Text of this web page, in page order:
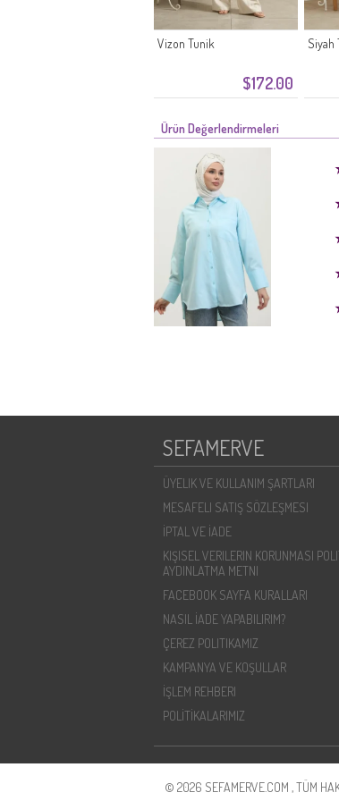
$172.00
Vizon Tunik Siyah
Ürün Değerlendirmeleri
SEFAMERVE
ÜYELIK VE KULLANIM ŞARTLARI
MESAFELI SATIŞ SÖZLEŞMESI
İPTAL VE İADE
KIŞISEL VERILERIN KORUNMASI
AYDINLATMA METNI
FACEBOOK SAYFA KURALLARI
NASIL İADE YAPABILIRIM?
ÇEREZ POLITIKAMIZ
KAMPANYA VE KOŞULLAR
İŞLEM REHBERI
POLİTİKALARIMIZ
© 2026 SEFAMERVE.COM , TÜM